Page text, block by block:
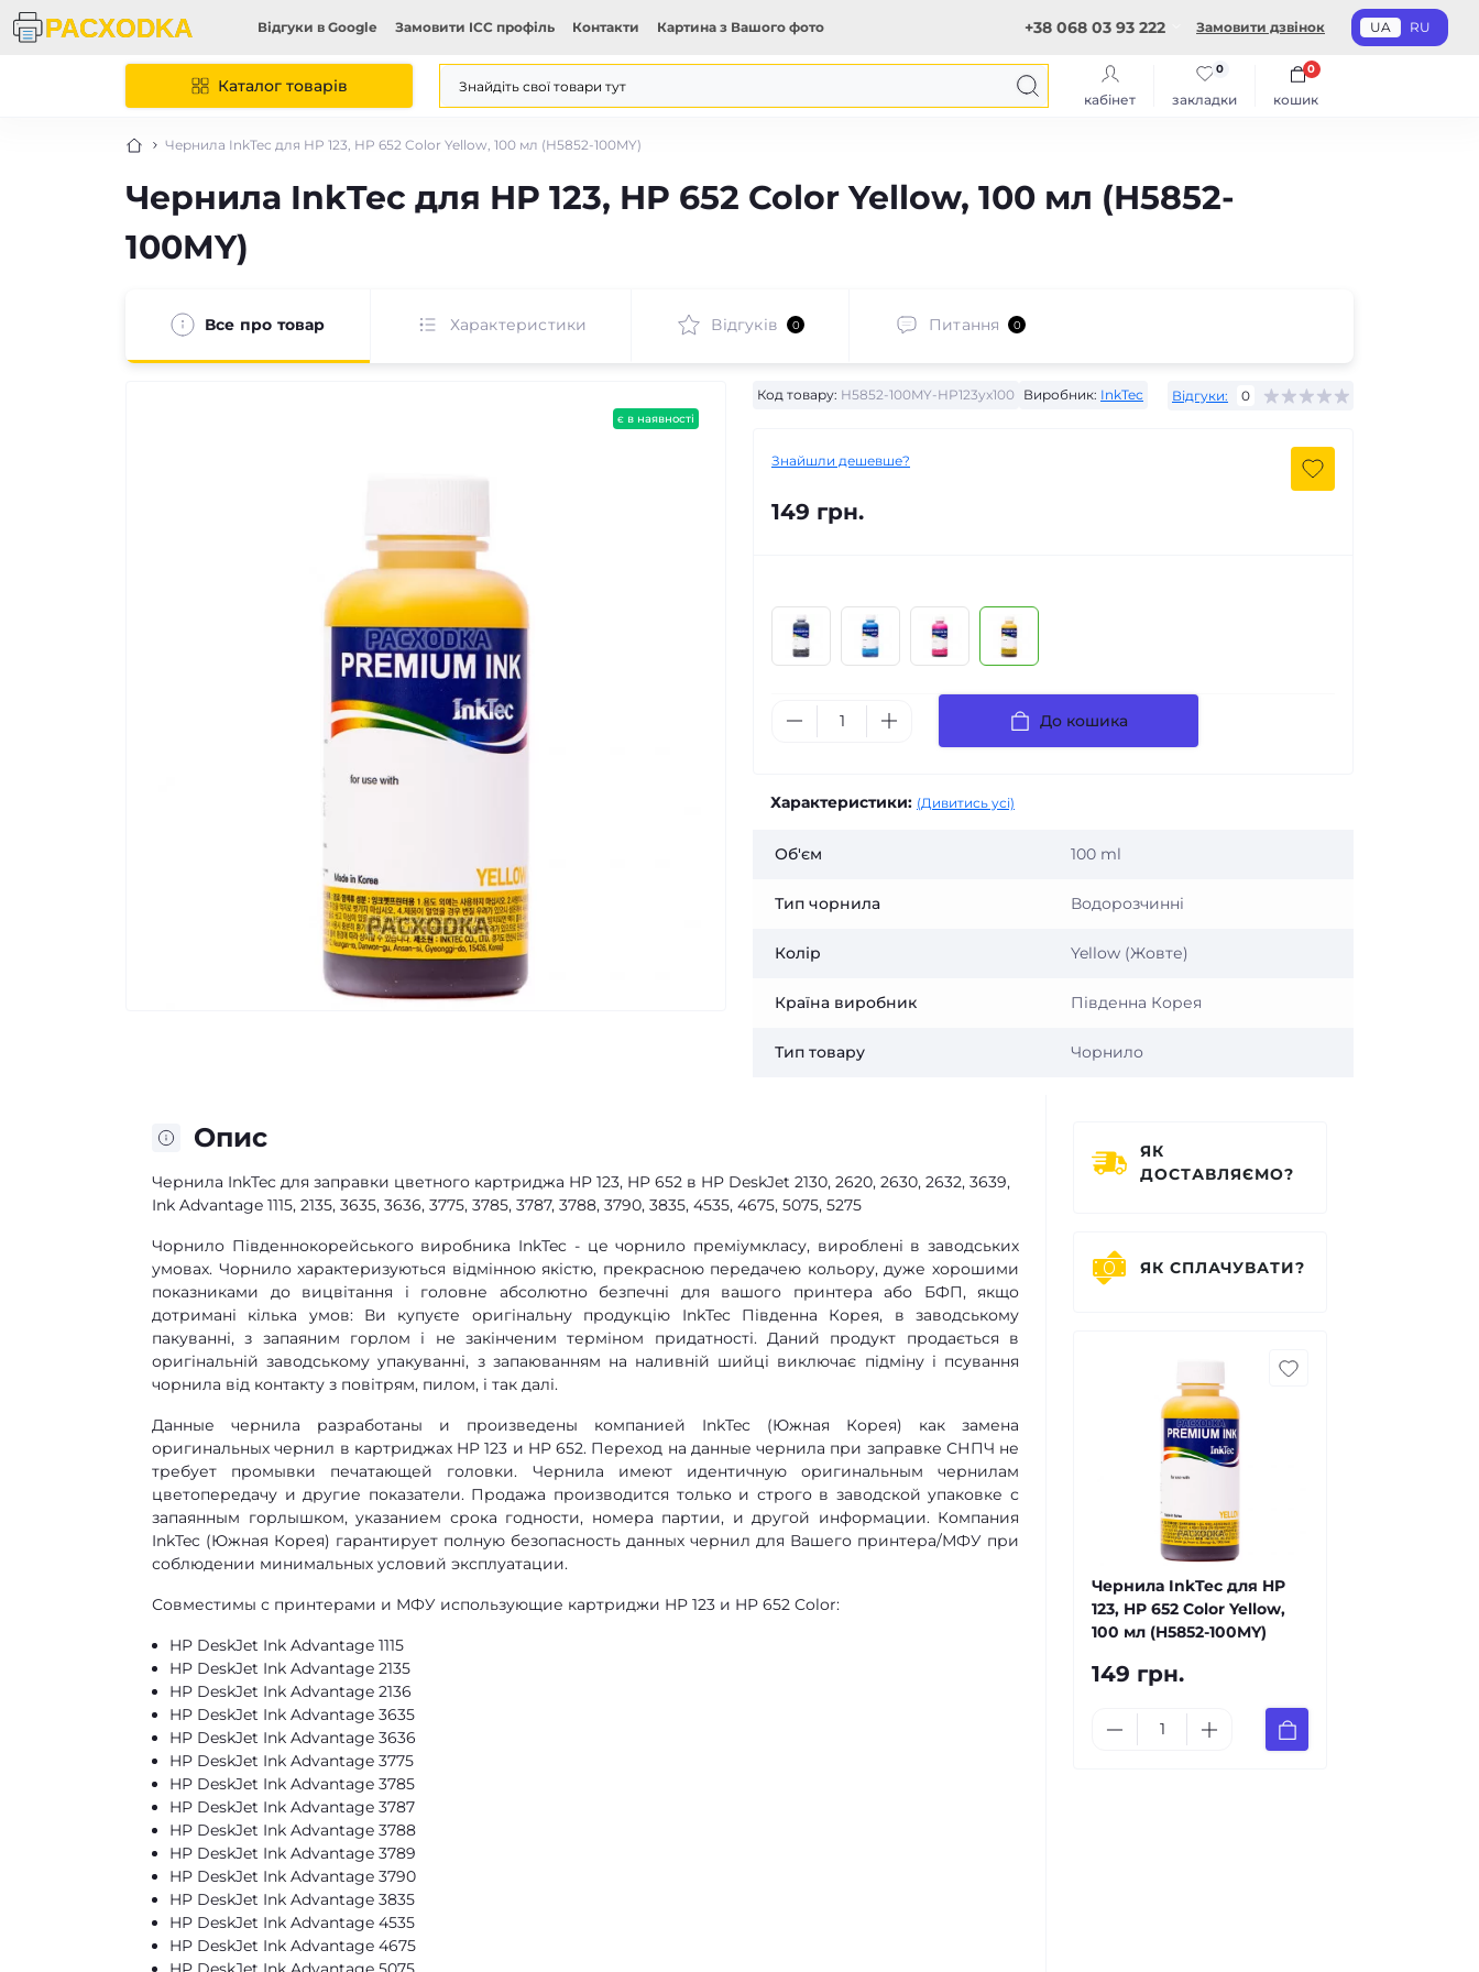
Відгуки в Google Замовити ICC профіль Контакти Картина з Вашого фото +38 068 03 93 222 Замовити дзвінок UA RU
Каталог товарів
кабінет закладки
0
кошик
0
Чернила InkTec для HP 123, HP 652 Color Yellow, 100 мл (H5852-100MY)
Чернила InkTec для HP 123, HP 652 Color Yellow, 100 мл (H5852-
100MY)
Все про товар Характеристики Відгуків 0 Питання 0
є в наявності
Код товару: H5852-100MY-HP123yx100 Виробник: InkTec Відгуки: 0
Знайшли дешевше?
149 грн.
До кошика
Характеристики: (Дивитись усі)
Об'єм 100 ml
Тип чорнила Водорозчинні
Колір Yellow (Жовте)
Країна виробник Південна Корея
Тип товару Чорнило
Опис
Чернила InkTec для заправки цветного картриджа HP 123, HP 652 в HP DeskJet 2130, 2620, 2630, 2632, 3639,
Ink Advantage 1115, 2135, 3635, 3636, 3775, 3785, 3787, 3788, 3790, 3835, 4535, 4675, 5075, 5275
Чорнило Південнокорейського виробника InkTec - це чорнило преміумкласу, вироблені в заводських
умовах. Чорнило характеризуються відмінною якістю, прекрасною передачею кольору, дуже хорошими
показниками до вицвітання і головне абсолютно безпечні для вашого принтера або БФП, якщо
дотримані кілька умов: Ви купуєте оригінальну продукцію InkTec Південна Корея, в заводському
пакуванні, з запаяним горлом і не закінченим терміном придатності. Даний продукт продається в
оригінальній заводському упакуванні, з запаюванням на наливній шийці виключає підміну і псування
чорнила від контакту з повітрям, пилом, і так далі.
Данные чернила разработаны и произведены компанией InkTec (Южная Корея) как замена
оригинальных чернил в картриджах HP 123 и HP 652. Переход на данные чернила при заправке СНПЧ не
требует промывки печатающей головки. Чернила имеют идентичную оригинальным чернилам
цветопередачу и другие показатели. Продажа производится только и строго в заводской упаковке с
запаянным горлышком, указанием срока годности, номера партии, и другой информации. Компания
InkTec (Южная Корея) гарантирует полную безопасность данных чернил для Вашего принтера/МФУ при
соблюдении минимальных условий эксплуатации.
Совместимы с принтерами и МФУ использующие картриджи HP 123 и HP 652 Color:
HP DeskJet Ink Advantage 1115
HP DeskJet Ink Advantage 2135
HP DeskJet Ink Advantage 2136
HP DeskJet Ink Advantage 3635
HP DeskJet Ink Advantage 3636
HP DeskJet Ink Advantage 3775
HP DeskJet Ink Advantage 3785
HP DeskJet Ink Advantage 3787
HP DeskJet Ink Advantage 3788
HP DeskJet Ink Advantage 3789
HP DeskJet Ink Advantage 3790
HP DeskJet Ink Advantage 3835
HP DeskJet Ink Advantage 4535
HP DeskJet Ink Advantage 4675
ЯК
ДОСТАВЛЯЄМО?
ЯК СПЛАЧУВАТИ?
Чернила InkTec для HP
123, HP 652 Color Yellow,
100 мл (H5852-100MY)
149 грн.